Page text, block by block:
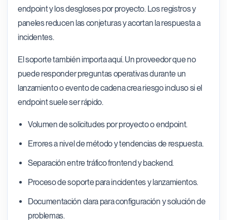
endpoint y los desgloses por proyecto. Los registros y
paneles reducen las conjeturas y acortan la respuesta a
incidentes.
El soporte también importa aquí. Un proveedor que no
puede responder preguntas operativas durante un
lanzamiento o evento de cadena crea riesgo incluso si el
endpoint suele ser rápido.
Volumen de solicitudes por proyecto o endpoint.
Errores a nivel de método y tendencias de respuesta.
Separación entre tráfico frontend y backend.
Proceso de soporte para incidentes y lanzamientos.
Documentación clara para configuración y solución de
problemas.